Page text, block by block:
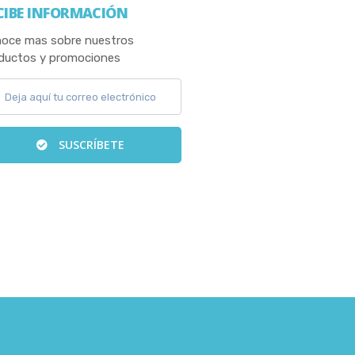
INFORMACIÓN
mas sobre nuestros
y promociones
SUSCRÍBETE